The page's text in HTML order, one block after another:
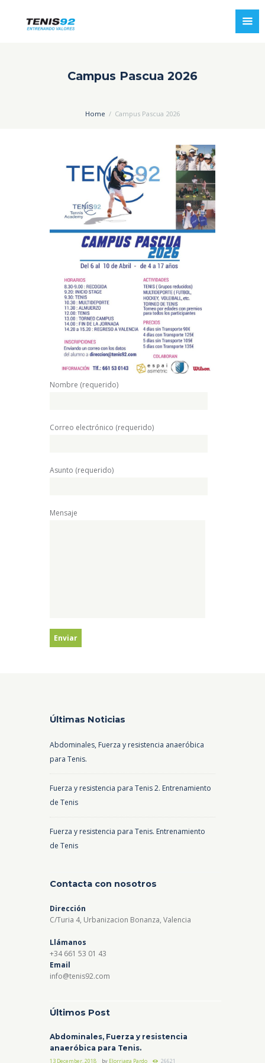
Campus Pascua 2026
Home Campus Pascua 2026
Nombre (requerido)
Correo electrónico (requerido)
Asunto (requerido)
Mensaje
Últimas Noticias
Abdominales, Fuerza y resistencia anaeróbica
para Tenis.
Fuerza y resistencia para Tenis 2. Entrenamiento
de Tenis
Fuerza y resistencia para Tenis. Entrenamiento
de Tenis
Contacta con nosotros
Dirección
C/Turia 4, Urbanizacion Bonanza, Valencia
Llámanos
+34 661 53 01 43
Email
info@tenis92.com
Últimos Post
Abdominales, Fuerza y resistencia
anaeróbica para Tenis.
13 December, 2018 by Elorriaga Pardo 26621